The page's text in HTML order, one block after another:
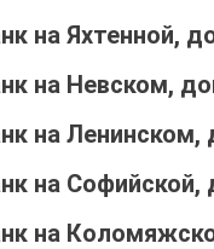
на Яхтенной,
на Невском,
на Ленинском,
на Софийской,
на